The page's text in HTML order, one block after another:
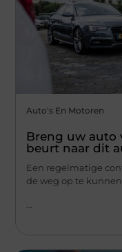
Auto's En Motoren
Breng uw auto
beurt naar dit
Een regelmatige
de weg op te